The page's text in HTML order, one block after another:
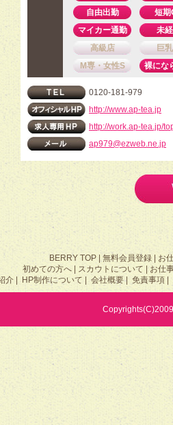
自由出勤
短期
マイカー通勤
未
高級店
巨
M専・女性S
裸にな
0120-181-979
http://www.ap-tea.jp
http://work.ap-tea.jp/
ap979@ezweb.ne.jp
BERRY TOP| 無料会員登録|
お
初めての方へ| スカウトについて
お仕
介| HP制作について 会社概要| 免責事項|